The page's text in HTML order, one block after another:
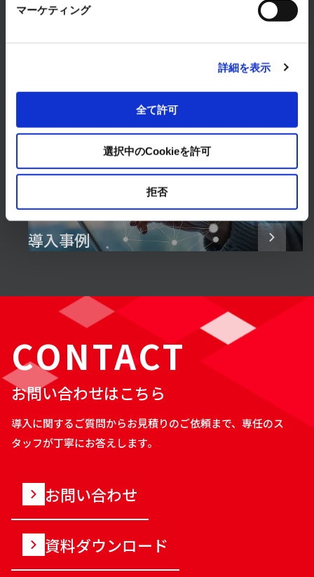
マーケティング
詳細を表示
全て許可
選択中のCookieを許可
拒否
ソリューション
導入事例
CONTACT
お問い合わせはこちら
導入に関するご質問からお見積りのご依頼まで、専任のス
タッフが丁寧にお答えします。
お問い合わせ
資料ダウンロード